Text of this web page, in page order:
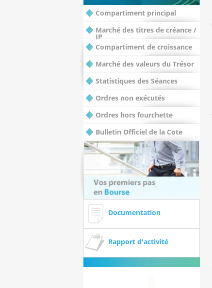
Compartiment principal
Marché des titres de créance /
IP
Compartiment de croissance
Marché des valeurs du Trésor
Statistiques des Séances
Ordres non exécutés
Ordres hors fourchette
Bulletin Officiel de la Cote
Documentation
Rapport d'activité